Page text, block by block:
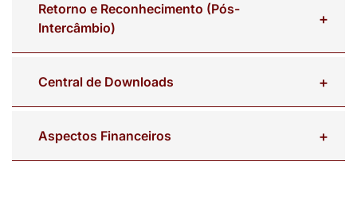
Retorno e Reconhecimento (Pós-
Intercâmbio)
Central de Downloads
Aspectos Financeiros